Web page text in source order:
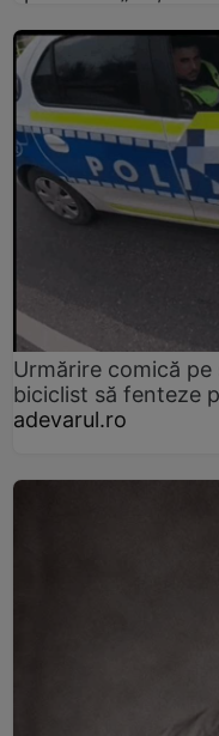
Urmărire comică
biciclist să fenteze
adevarul.ro